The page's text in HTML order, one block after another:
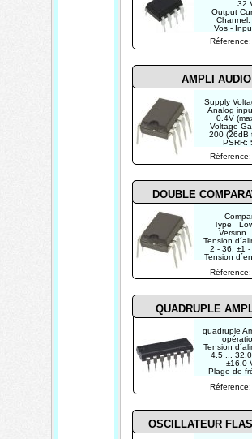
DOUBLE
AMPLI AUDIO
Supply
Analog
0.4V
Voltage
200 (26dB
PSRR:
Type
Version
Tension
2 - 36, ±1 -
Tension
quadruple
Tension
4.5 ... 32.0
±16.0
Plage de
Vitesse
0.5 V/
A
OSCILLATEUR
32
Output
Channel:
Vos -
QUADRUPLE